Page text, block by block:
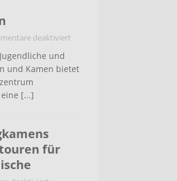
deaktiviert
und
und Kamen bietet
[...]
für